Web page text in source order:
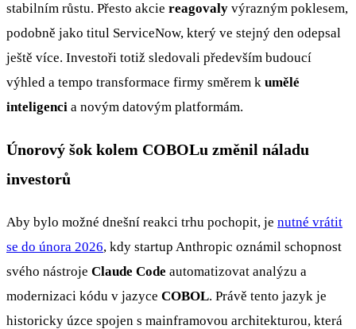
stabilním růstu. Přesto akcie reagovaly výrazným poklesem,
podobně jako titul ServiceNow, který ve stejný den odepsal
ještě více. Investoři totiž sledovali především budoucí
výhled a tempo transformace firmy směrem k umělé
inteligenci a novým datovým platformám.
Únorový šok kolem COBOLu změnil náladu
investorů
Aby bylo možné dnešní reakci trhu pochopit, je nutné vrátit
se do února 2026, kdy startup Anthropic oznámil schopnost
svého nástroje Claude Code automatizovat analýzu a
modernizaci kódu v jazyce COBOL. Právě tento jazyk je
historicky úzce spojen s mainframovou architekturou, která